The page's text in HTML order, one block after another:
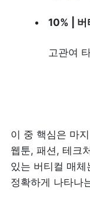
10% | 버
고관여
이 중 핵심은 마
웹툰, 패션, 테크
있는 버티컬 매
정확하게 나타나